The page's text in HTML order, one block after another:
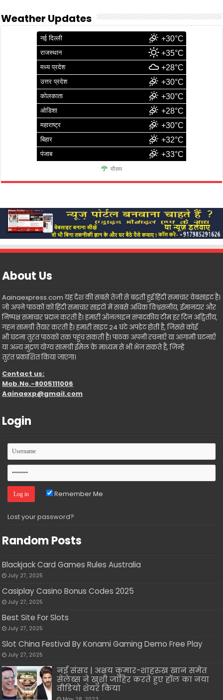
Weather Updates
नई दिल्ली +30°C
राजस्थान +35°C
मध्य प्रदेश +28°C
उत्तर प्रदेश +30°C
कोलकाता +30°C
ओडिशा +28°C
महाराष्ट्र +30°C
बिहार +32°C
पंजाब +33°C
मौसम
About Us
Aainaexpress.com यह देश की सबसे तेजी से बढ़ती हुई हिंदी समाचार वेबसाइट है।
जो अपने पाठकों को हिंदी समाचार साइटों में सबसे अधिक विश्वसनीय, ईमानदार और
निष्पक्ष समाचार प्रदान करती है। हमारी ऑनलाइन संपादकीय टीम हर दिन अद्वितीय,
गहन सामग्री तैयार करती है। हमारी साइट 24 घंटे अपडेट होती है, जिससे कोई
भी घटना तुरंत पाठकों तक पहुंच सकती है। पाठक अपनी रचनाएँ या आगामी घटनाएँ
या अन्य मुद्रण योग्य सामग्री ईमेल के माध्यम से भी भेज सकते हैं, जिन्हें
तुरंत प्रकाशित किया जाएगा।
Contact us:
Mob.No.-8005111006
Aainaexp@gmail.com
Login
Remember Me
Lost your password?
Random Posts
Blackjack Card Games Rules Australia
July 27, 2025
Casiplay Casino Bonus Codes 2025
July 27, 2025
Best Site For Slots
July 27, 2025
Slot China Festival By Konami Gaming Demo Free Play
July 27, 2025
नई संसद | अक्षय कुमार-शाहरुख खान समेत
सेलेब्स ने खुशी जाहिर करते हुए हॉल का नया
वीडियो शेयर किया